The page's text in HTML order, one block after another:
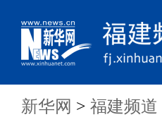
新华网 > 福建频道